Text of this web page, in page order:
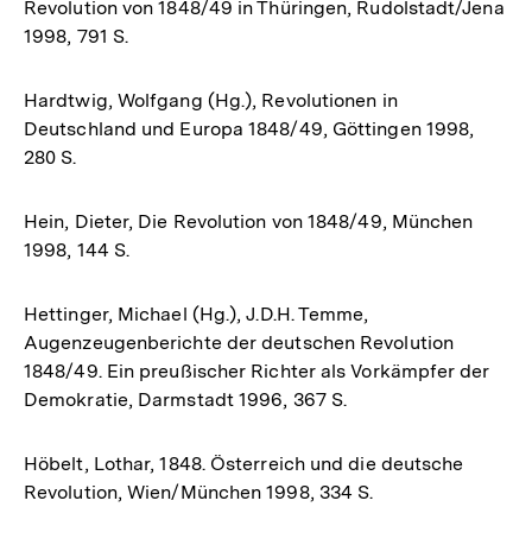
Revolution von 1848/49 in Thüringen, Rudolstadt/Jena
1998, 791 S.
Hardtwig, Wolfgang (Hg.), Revolutionen in
Deutschland und Europa 1848/49, Göttingen 1998,
280 S.
Hein, Dieter, Die Revolution von 1848/49, München
1998, 144 S.
Hettinger, Michael (Hg.), J.D.H. Temme,
Augenzeugenberichte der deutschen Revolution
1848/49. Ein preußischer Richter als Vorkämpfer der
Demokratie, Darmstadt 1996, 367 S.
Höbelt, Lothar, 1848. Österreich und die deutsche
Revolution, Wien/München 1998, 334 S.